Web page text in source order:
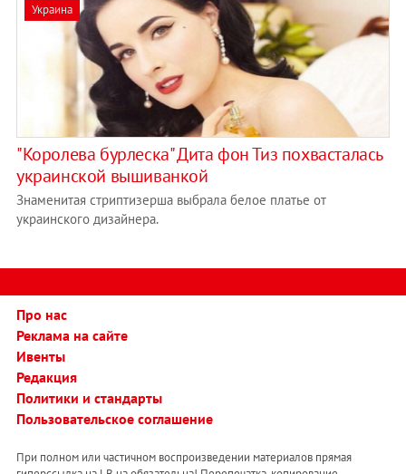
Украина
"Королева бурлеска" Дита фон Тиз похвасталась
украинской вышиванкой
Знаменитая стриптизерша выбрала белое платье от
украинского дизайнера.
Про нас
Реклама на сайте
Ивенты
Редакция
Политики и стандарты
Пользовательское соглашение
При полном или частичном воспроизведении материалов прямая